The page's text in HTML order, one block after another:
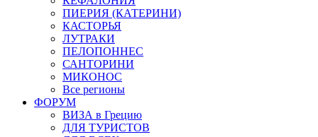
ПИЕРИЯ (КАТЕРИНИ)
КАСТОРЬЯ
ЛУТРАКИ
ПЕЛОПОННЕС
САНТОРИНИ
МИКОНОС
Все регионы
ФОРУМ
ВИЗА в Грецию
ДЛЯ ТУРИСТОВ